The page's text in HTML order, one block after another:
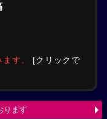
す。
[クリックで
ります